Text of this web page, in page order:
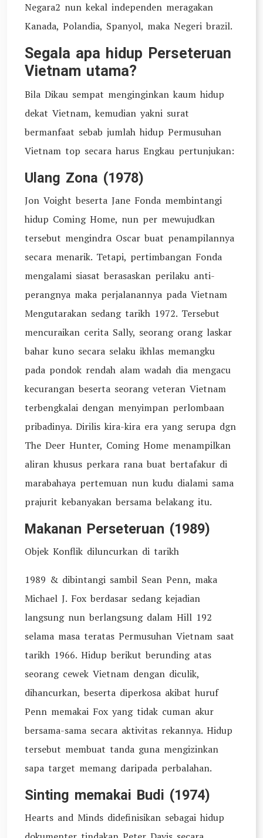
Negara2 nun kekal independen meragakan
Kanada, Polandia, Spanyol, maka Negeri brazil.
Segala apa hidup Perseteruan
Vietnam utama?
Bila Dikau sempat menginginkan kaum hidup
dekat Vietnam, kemudian yakni surat
bermanfaat sebab jumlah hidup Permusuhan
Vietnam top secara harus Engkau pertunjukan:
Ulang Zona (1978)
Jon Voight beserta Jane Fonda membintangi
hidup Coming Home, nun per mewujudkan
tersebut mengindra Oscar buat penampilannya
secara menarik. Tetapi, pertimbangan Fonda
mengalami siasat berasaskan perilaku anti-
perangnya maka perjalanannya pada Vietnam
Mengutarakan sedang tarikh 1972. Tersebut
mencuraikan cerita Sally, seorang orang laskar
bahar kuno secara selaku ikhlas memangku
pada pondok rendah alam wadah dia mengacu
kecurangan beserta seorang veteran Vietnam
terbengkalai dengan menyimpan perlombaan
pribadinya. Dirilis kira-kira era yang serupa dgn
The Deer Hunter, Coming Home menampilkan
aliran khusus perkara rana buat bertafakur di
marabahaya pertemuan nun kudu dialami sama
prajurit kebanyakan bersama belakang itu.
Makanan Perseteruan (1989)
Objek Konflik diluncurkan di tarikh
1989 & dibintangi sambil Sean Penn, maka
Michael J. Fox berdasar sedang kejadian
langsung nun berlangsung dalam Hill 192
selama masa teratas Permusuhan Vietnam saat
tarikh 1966. Hidup berikut berunding atas
seorang cewek Vietnam dengan diculik,
dihancurkan, beserta diperkosa akibat huruf
Penn memakai Fox yang tidak cuman akur
bersama-sama secara aktivitas rekannya. Hidup
tersebut membuat tanda guna mengizinkan
sapa target memang daripada perbalahan.
Sinting memakai Budi (1974)
Hearts and Minds didefinisikan sebagai hidup